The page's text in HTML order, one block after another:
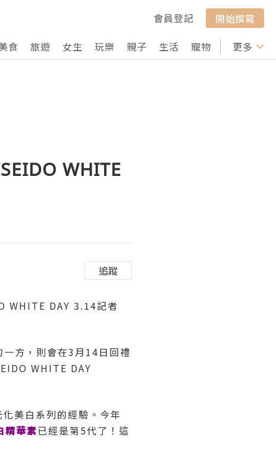
會員登記
開始撰寫
食 旅遊 女生 玩樂 親子 生活 寵物 行山 打卡
更多
WHITE
追蹤
WHITE DAY 3.14記者
方，則會在3月14日回禮
WHITE DAY
美白系列的經驗。今年
精華素已經是第5代了！這